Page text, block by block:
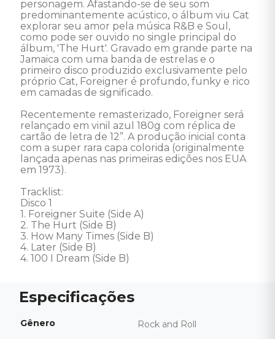
personagem. Afastando-se de seu som
predominantemente acústico, o álbum viu Cat
explorar seu amor pela música R&B e Soul,
como pode ser ouvido no single principal do
álbum, 'The Hurt'. Gravado em grande parte na
Jamaica com uma banda de estrelas e o
primeiro disco produzido exclusivamente pelo
próprio Cat, Foreigner é profundo, funky e rico
em camadas de significado.
Recentemente remasterizado, Foreigner será
relançado em vinil azul 180g com réplica de
cartão de letra de 12”. A produção inicial conta
com a super rara capa colorida (originalmente
lançada apenas nas primeiras edições nos EUA
em 1973).
Tracklist:
Disco 1
1. Foreigner Suite (Side A)
2. The Hurt (Side B)
3. How Many Times (Side B)
4. Later (Side B)
4. 100 I Dream (Side B)
Gênero Rock and Roll